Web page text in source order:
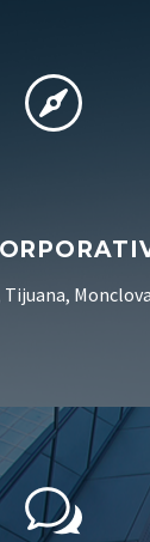


Tijuana,
w
w